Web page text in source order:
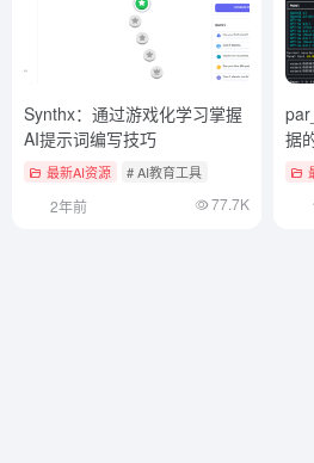
Synthx：通过游戏化学习掌握
AI提示词编写技巧
最新AI资源 # AI教育工具
2年前 77.7K
据